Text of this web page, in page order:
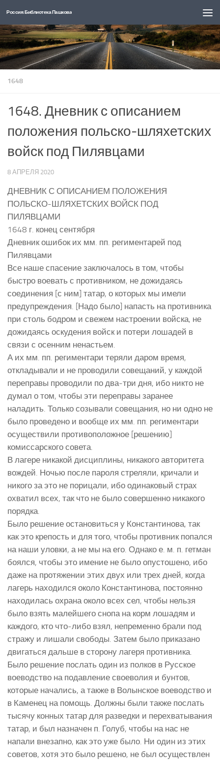
Перейти к содержимому
Россия: Библиотека Пашкова
1648
1648. Дневник с описанием
положения польско-шляхетских
войск под Пилявцами
8 АПРЕЛЯ 2020
ДНЕВНИК С ОПИСАНИЕМ ПОЛОЖЕНИЯ
ПОЛЬСКО-ШЛЯХЕТСКИХ ВОЙСК ПОД
ПИЛЯВЦАМИ
1648 г. конец сентября
Дневник ошибок их мм. пп. региментарей под
Пилявцами
Все наше спасение заключалось в том, чтобы
быстро воевать с противником, не дожидаясь
соединения [с ним] татар, о которых мы имели
предупреждения. [Надо было] напасть на противника
при столь бодром и свежем настроении войска, не
дожидаясь оскудения войск и потери лошадей в
связи с осенним ненастьем.
А их мм. пп. региментари теряли даром время,
откладывали и не проводили совещаний, у каждой
переправы проводили по два-три дня, ибо никто не
думал о том, чтобы эти переправы заранее
наладить. Только созывали совещания, но ни одно не
было проведено и вообще их мм. пп. региментари
осуществили противоположное [решению]
комиссарского совета.
В лагере никакой дисциплины, никакого авторитета
вождей. Ночью после пароля стреляли, кричали и
никого за это не порицали, ибо одинаковый страх
охватил всех, так что не было совершенно никакого
порядка.
Было решение остановиться у Константинова, так
как это крепость и для того, чтобы противник попался
на наши уловки, а не мы на его. Однако е. м. п. гетман
боялся, чтобы это имение не было опустошено, ибо
даже на протяжении этих двух или трех дней, когда
лагерь находился около Константинова, постоянно
находилась охрана около всех сел, чтобы нельзя
было взять малейшего снопа на корм лошадям и
каждого, кто что-либо взял, непременно брали под
стражу и лишали свободы. Затем было приказано
двигаться дальше в сторону лагеря противника.
Было решение послать один из полков в Русское
воеводство на подавление своеволия и бунтов,
которые начались, а также в Волынское воеводство и
в Каменец на помощь. Должны были также послать
тысячу конных татар для разведки и перехватывания
татар, и был назначен п. Голуб, чтобы на нас не
напали внезапно, как это уже было. Ни один из этих
советов, хотя это было решено, не был осуществлен